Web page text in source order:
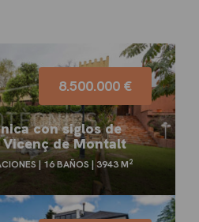
con siglos de
de Montalt
16 BAÑOS 3943 M2
8.500.000 €